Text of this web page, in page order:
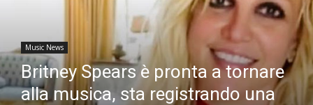
Music News
Britney Spears è pronta a tornare
alla musica, sta registrando una